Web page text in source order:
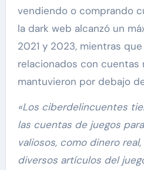
vendiendo o comprando
la dark web alcanzó un
2021 y 2023, mientras
relacionados con cuentas
mantuvieron por debajo
«Los ciberdelincuentes
las cuentas de juegos
valiosos, como dinero
diversos artículos del